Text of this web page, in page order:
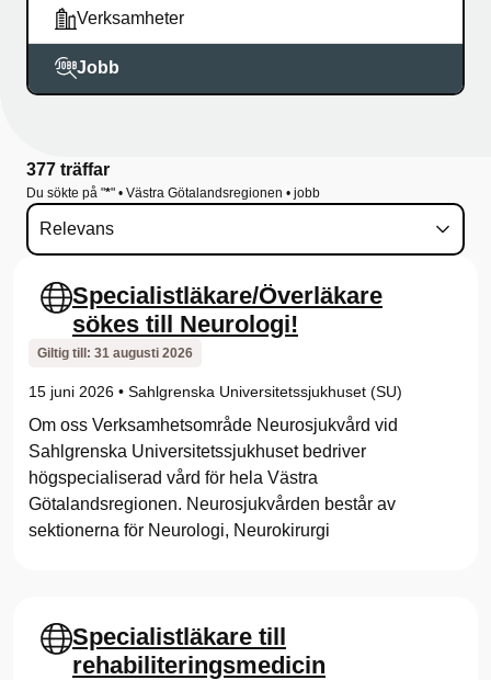
S
a
u
b
Verksamheter
Jobb
377 träffar
Du sökte på "*" • Västra Götalandsregionen • jobb
Specialistläkare/Överläkare
sökes till Neurologi!
Giltig till: 31 augusti 2026
15 juni 2026 • Sahlgrenska Universitetssjukhuset (SU)
Om oss Verksamhetsområde Neurosjukvård vid
Sahlgrenska Universitetssjukhuset bedriver
högspecialiserad vård för hela Västra
Götalandsregionen. Neurosjukvården består av
sektionerna för Neurologi, Neurokirurgi
Specialistläkare till
rehabiliteringsmedicin